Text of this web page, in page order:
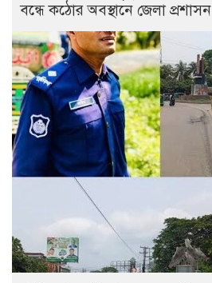
বন্ধে কঠোর অবস্থানে জেলা প্রশাসন